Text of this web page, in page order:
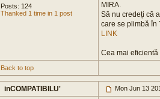
Posts: 124
Thanked 1 time in 1 post
MIRA.
Să nu credeți că
care se plimbă în
LINK
Cea mai eficientă
Back to top
inCOMPATIBILU' Mon Jun 13